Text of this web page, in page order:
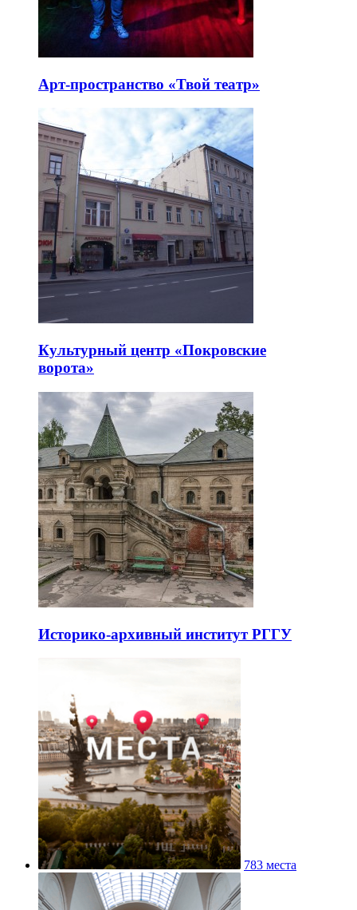
Арт-пространство «Твой театр»
Культурный центр «Покровские
ворота»
Историко-архивный институт РГГУ
783 места